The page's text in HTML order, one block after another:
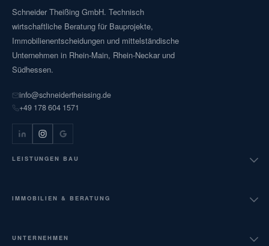
Schneider Theißing GmbH. Technisch
wirtschaftliche Beratung für Bauprojekte,
Immobilienentscheidungen und mittelständische
Unternehmen in Rhein-Main, Rhein-Neckar und
Südhessen.
info@schneidertheissing.de
+49 178 604 1571
LEISTUNGEN BAU
Bauüberwachung HOAI LPH 6-9
IMMOBILIEN & BERATUNG
Verkehrswertgutachten
UNTERNEHMEN